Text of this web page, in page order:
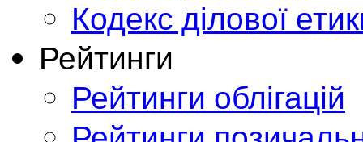
Кодекс ділової
Рейтинги
Рейтинги облігацій